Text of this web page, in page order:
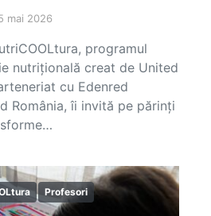
mai 2026
programul
nutrițională creat de United
cu Edenred
România, îi invită pe părinți
Profesori